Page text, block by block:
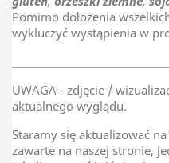
Pomimo dołożenia
wykluczyć wystąpienia w
UWAGA - zdjęcie /
aktualnego wyglądu.
Staramy się aktualizować
zawarte na naszej stronie,